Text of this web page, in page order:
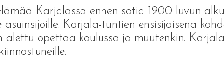
Karjalassa ennen sotia 1900-luvun
Karjala-tuntien ensisijaisena
alettu opettaa koulussa jo muutenkin.